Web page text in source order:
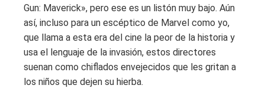
Gun: Maverick», pero ese es un listón muy bajo. Aún
así, incluso para un escéptico de Marvel como yo,
que llama a esta era del cine la peor de la historia y
usa el lenguaje de la invasión, estos directores
suenan como chiflados envejecidos que les gritan a
los niños que dejen su hierba.